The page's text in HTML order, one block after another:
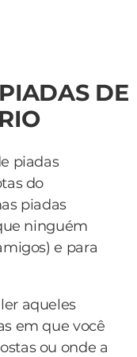
DE
piadas
do
piadas
ninguém
e para
aqueles
em que você
ou onde a